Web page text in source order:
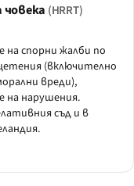
човека (HRRT)
на спорни жалби по
(включително
вреди),
на нарушения.
съд и в